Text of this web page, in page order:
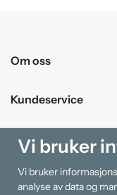
Om oss
Kundeservice
Kjøpesenter
Information
Vi bruker
Vi bruker
analyse av data og